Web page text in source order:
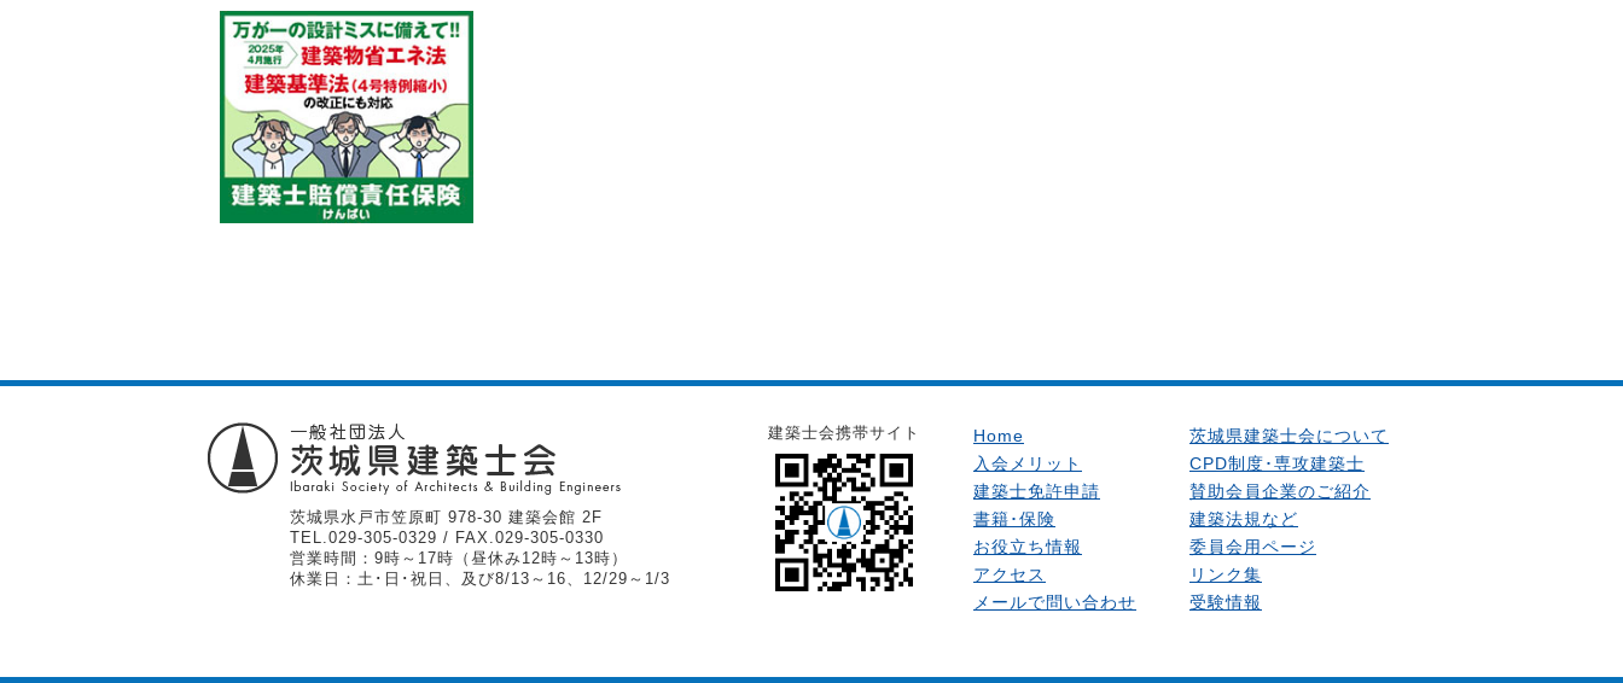
茨城県水戸市笠原町 978-30 建築会館 2F
TEL. 029-305-0329 / FAX.029-305-0330
営業時間：9時～17時（昼休み12時～13時）
休業日：土･日･祝日、及び8/13～16、12/29～1/3
Home
入会メリット
建築士免許申請
書籍･保険
お役立ち情報
アクセス
メールで問い合わせ
茨城県建築士会について
CPD制度･専攻建築士
賛助会員企業のご紹介
建築法規など
委員会用ページ
リンク集
受験情報
建築士会携帯サイト